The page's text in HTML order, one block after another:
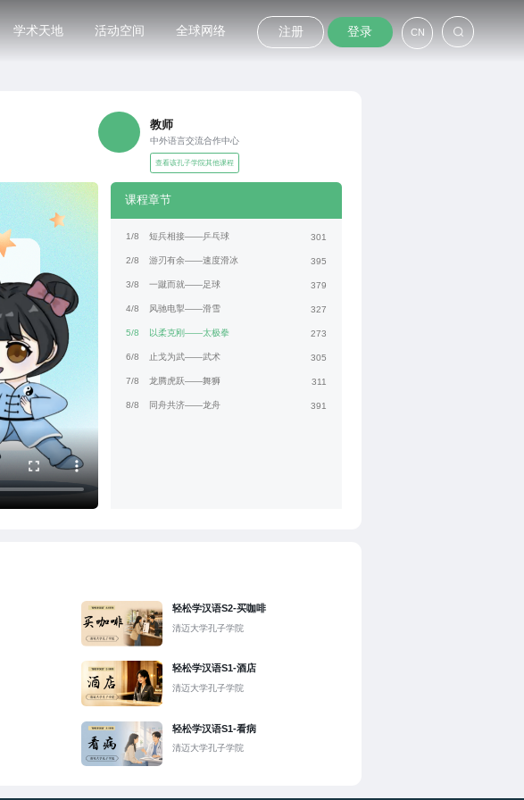
学术天地 活动空间 全球网络 注册 登录 CN
教师
中外语言交流合作中心
查看该孔子学院其他课程
课程章节
1/8 短兵相接——乒乓球 301
2/8 游刃有余——速度滑冰 395
3/8 一蹴而就——足球 379
4/8 风驰电掣——滑雪 327
5/8 以柔克刚——太极拳 273
6/8 止戈为武——武术 305
7/8 龙腾虎跃——舞狮 311
8/8 同舟共济——龙舟 391
轻松学汉语S2-买咖啡
清迈大学孔子学院
轻松学汉语S1-酒店
清迈大学孔子学院
轻松学汉语S1-看病
清迈大学孔子学院